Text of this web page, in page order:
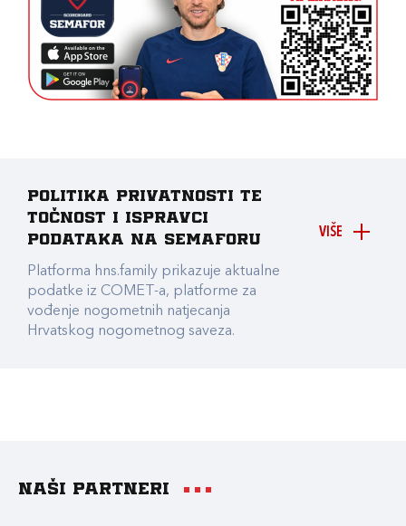
VIŠE
Politika privatnosti te
točnost i ispravci
podataka na Semaforu
Platforma hns.family prikazuje aktualne
podatke iz COMET-a, platforme za
vođenje nogometnih natjecanja
Hrvatskog nogometnog saveza.
Naši partneri